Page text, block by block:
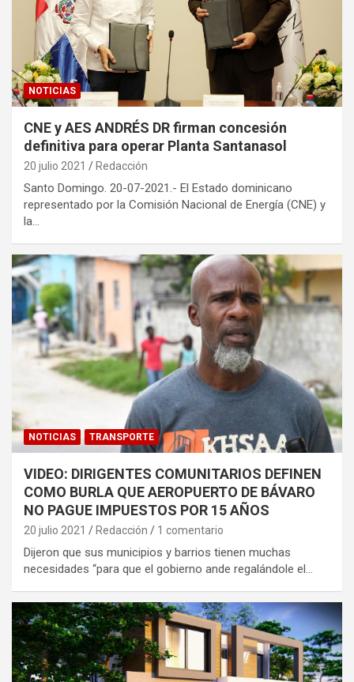
NOTICIAS
CNE y AES ANDRÉS DR firman concesión
definitiva para operar Planta Santanasol
20 julio 2021 Redacción
Santo Domingo. 20-07-2021.- El Estado dominicano
representado por la Comisión Nacional de Energía (CNE) y
la…
NOTICIAS TRANSPORTE
VIDEO: DIRIGENTES COMUNITARIOS DEFINEN
COMO BURLA QUE AEROPUERTO DE BÁVARO
NO PAGUE IMPUESTOS POR 15 AÑOS
20 julio 2021 Redacción 1 comentario
Dijeron que sus municipios y barrios tienen muchas
necesidades “para que el gobierno ande regalándole el…